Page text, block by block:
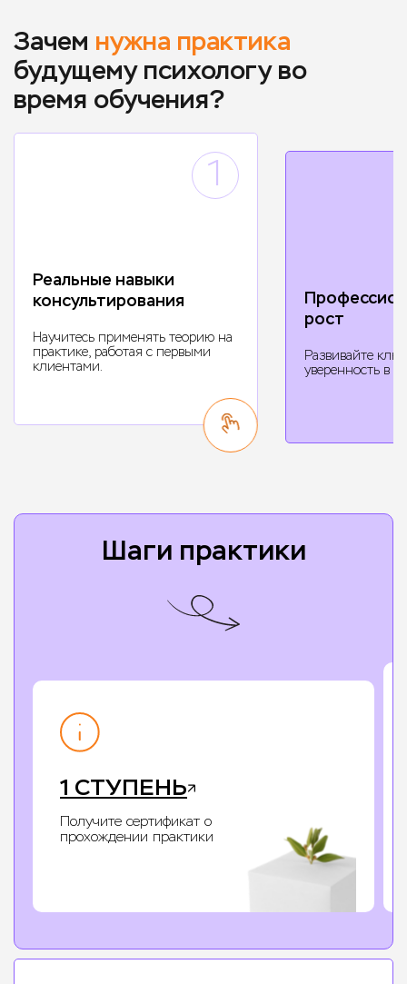
Зачем нужна практика
будущему психологу во
время обучения?
1
Реальные навыки
консультирования
Научитесь применять теорию на
практике, работая с первыми
клиентами.
рост
Развивайте
уверенность в
Шаги практики
1 СТУПЕНЬ
Получите сертификат о
прохождении практики